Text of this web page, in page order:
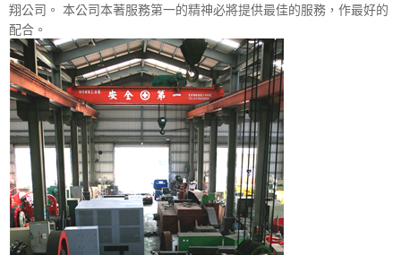
翔公司。 本公司本著服務第一的精神必將提供最佳的服務，作最好的
配合。